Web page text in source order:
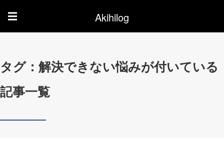
☰ Akihilog
タグ：解決できない悩みが付いている
記事一覧